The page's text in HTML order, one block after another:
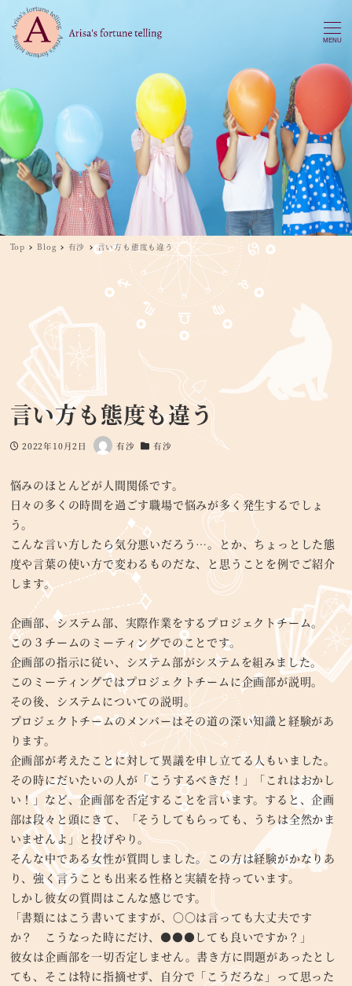
MENU
Top Blog 有沙 言い方も態度も違う
言い方も態度も違う
投稿日
2022年10月2日
著
有沙
カテゴリー
有沙
悩みのほとんどが人間関係です。
日々の多くの時間を過ごす職場で悩みが多く発生するでしょ
う。
こんな言い方したら気分悪いだろう…。とか、ちょっとした態
度や言葉の使い方で変わるものだな、と思うことを例でご紹介
します。
企画部、システム部、実際作業をするプロジェクトチーム。
この３チームのミーティングでのことです。
企画部の指示に従い、システム部がシステムを組みました。
このミーティングではプロジェクトチームに企画部が説明。
その後、システムについての説明。
プロジェクトチームのメンバーはその道の深い知識と経験があ
ります。
企画部が考えたことに対して異議を申し立てる人もいました。
その時にだいたいの人が「こうするべきだ！」「これはおかし
い！」など、企画部を否定することを言います。すると、企画
部は段々と頭にきて、「そうしてもらっても、うちは全然かま
いませんよ」と投げやり。
そんな中である女性が質問しました。この方は経験がかなりあ
り、強く言うことも出来る性格と実績を持っています。
しかし彼女の質問はこんな感じです。
「書類にはこう書いてますが、〇〇は言っても大丈夫です
か？ こうなった時にだけ、●●●しても良いですか？」
彼女は企画部を一切否定しません。書き方に問題があったとし
ても、そこは特に指摘せず、自分で「こうだろな」って思った